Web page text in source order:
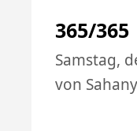
365/365
Samstag,
von